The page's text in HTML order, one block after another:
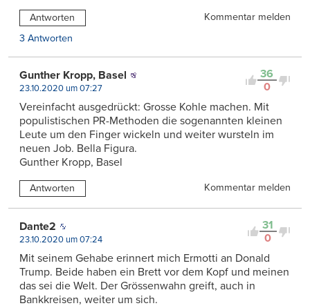
Antworten
Kommentar melden
3 Antworten
36
0
Gunther Kropp, Basel
23.10.2020 um 07:27
Vereinfacht ausgedrückt: Grosse Kohle machen. Mit
populistischen PR-Methoden die sogenannten kleinen
Leute um den Finger wickeln und weiter wursteln im
neuen Job. Bella Figura.
Gunther Kropp, Basel
Antworten Kommentar melden
31
0
Dante2
23.10.2020 um 07:24
Mit seinem Gehabe erinnert mich Ermotti an Donald
Trump. Beide haben ein Brett vor dem Kopf und meinen
das sei die Welt. Der Grössenwahn greift, auch in
Bankkreisen, weiter um sich.